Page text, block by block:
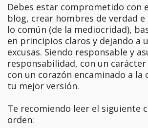
Debes estar comprometido con
blog, crear hombres de verdad
lo común (de la mediocridad),
en principios claros y dejando a
excusas. Siendo responsable y
responsabilidad, con un
con un corazón encaminado a la
tu mejor versión.
Te recomiendo leer el siguiente
orden: